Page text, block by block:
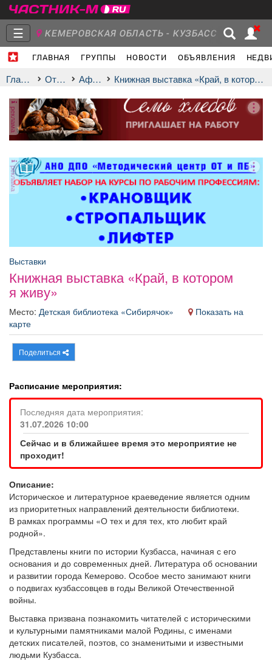
☰ КЕМЕРОВСКАЯ ОБЛАСТЬ - КУЗБАСС
ГЛАВНАЯ ГРУППЫ НОВОСТИ ОБЪЯВЛЕНИЯ
Объявления Недвижимость Услуги
Афиша Обучение Проекты
Товары
ТВ программа Я - пенсионер
Главная Отдых афиша Книжная выставка «Край, в котором я живу»
реклама
реклама
Выставки
Книжная выставка «Край, в котором
я живу»
Место: Детская библиотека «Сибирячок»
Показать на
карте
Поделиться
Расписание мероприятия:
Последняя дата мероприятия:
31.07.2026 10:00
Сейчас и в ближайшее время это мероприятие не
проходит!
Описание:
Историческое и литературное краеведение является одним
из приоритетных направлений деятельности библиотеки.
В рамках программы «О тех и для тех, кто любит край
родной».
Представлены книги по истории Кузбасса, начиная с его
основания и до современных дней. Литература об основании
и развитии города Кемерово. Особое место занимают книги
о подвигах кузбассовцев в годы Великой Отечественной
войны.
Выставка призвана познакомить читателей с историческими
и культурными памятниками малой Родины, с именами
детских писателей, поэтов, со знаменитыми и известными
людьми Кузбасса.